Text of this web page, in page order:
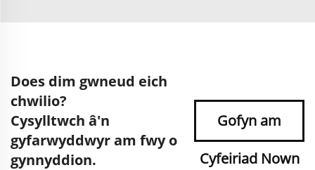
Does dim gwneud eich
chwilio?
Cysylltwch â'n
gyfarwyddwyr am fwy o
gynnyddion.
Gofyn am
Cyfeiriad Nown